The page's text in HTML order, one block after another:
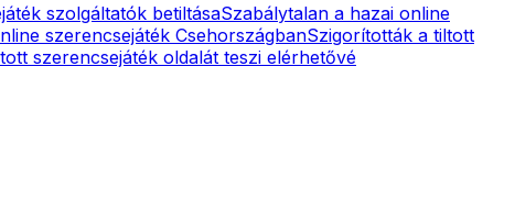
szolgáltatók betiltásaSzabálytalan a hazai online
szerencsejáték CsehországbanSzigorították a tiltott
szerencsejáték oldalát teszi elérhetővé